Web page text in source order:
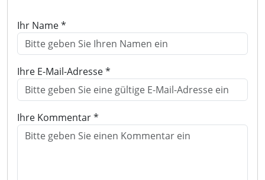
Ihr Name *
Ihre E-Mail-Adresse *
Ihre Kommentar *